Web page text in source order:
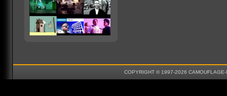
COPYRIGHT © 1997-2026 CAMOUFLAGE-